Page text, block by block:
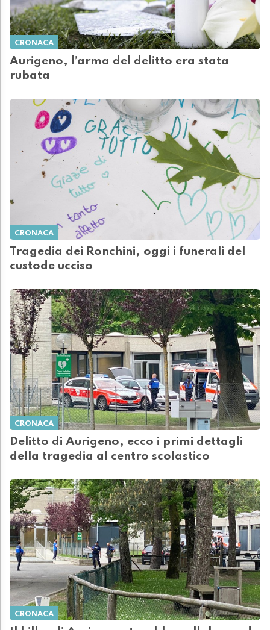
CRONACA
Aurigeno, l’arma del delitto era stata
rubata
CRONACA
Tragedia dei Ronchini, oggi i funerali del
custode ucciso
CRONACA
Delitto di Aurigeno, ecco i primi dettagli
della tragedia al centro scolastico
CRONACA